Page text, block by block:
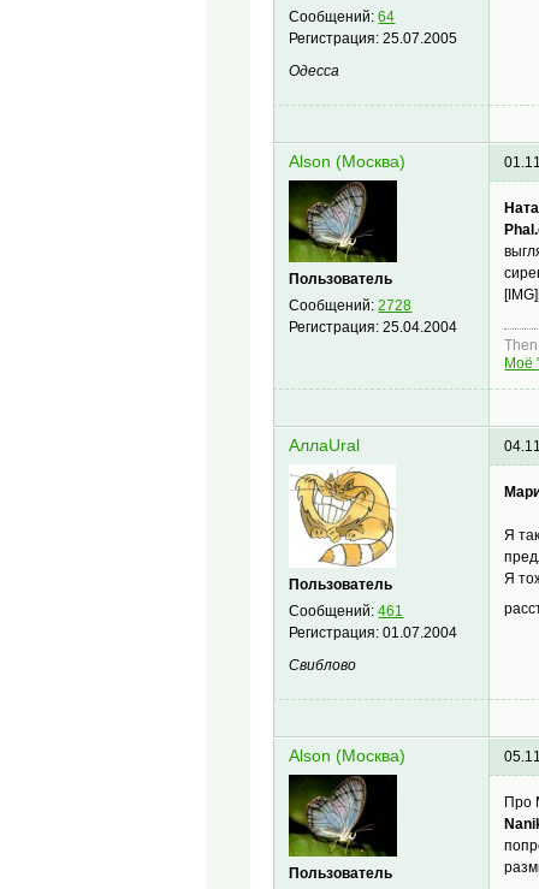
Сообщений:64
Регистрация:25.07.2005
Одесса
Alson (Москва)
Пользователь
Сообщений:2728
Регистрация:25.04.2004
[IMG]
Моё
АллаUral
Пользователь
Сообщений:461
Регистрация:01.07.2004
Свиблово
Я
Я
Alson (Москва)
Пользователь
Про